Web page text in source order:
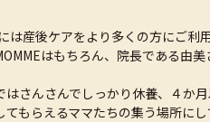
は産後ケアをより多くの方にご利
はもちろん、院長である由
はさんさんでしっかり休養、４か
てもらえるママたちの集う場所にし